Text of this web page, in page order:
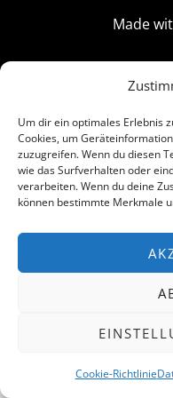
Um dir ein optimales Erlebnis
Cookies, um
zuzugreifen. Wenn du diesen
wie das Surfverhalten oder
verarbeiten. Wenn du deine
können bestimmte Merkmale
Cookie-Richtlinie
Made